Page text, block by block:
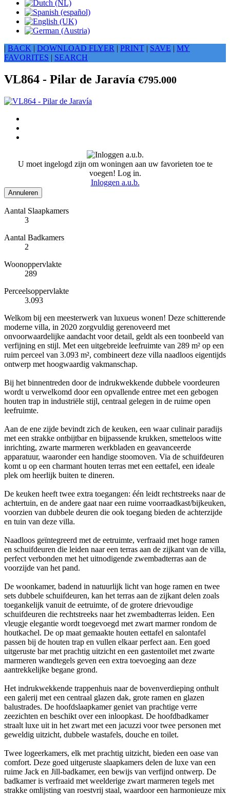
| BACK | DOWNLOAD FLYER | PRINT | SAVE | MY
FAVORITES | SEARCH
VL864 - Pilar de Jaravía €795.000
U moet ingelogd zijn om woningen aan uw favorieten toe te
voegen! Log in.
Inloggen a.u.b.
Annuleren
Aantal Slaapkamers
3
Aantal Badkamers
2
Woonoppervlakte
289
Perceelsoppervlakte
3.093
Welkom bij een meesterwerk van luxueus wonen! Deze schitterende
moderne villa, in 2020 zorgvuldig gerenoveerd met
onvoorwaardelijke aandacht voor detail, geldt als een toonbeeld van
verfijning en stijl. Met een uitgebreide leefruimte van 289 m² op een
ruim perceel van 3.093 m², combineert deze villa naadloos eigentijds
ontwerp met hoogwaardig vakmanschap.
Bij het binnentreden door de indrukwekkende dubbele voordeuren
wordt u verwelkomd door een opvallende entree met een gebogen
houten trap in industriële stijl, centraal gelegen in de ruime open
leefruimte.
Aan de ene zijde bevindt zich de keuken, een waar culinair paradijs
met een strakke ontbijtbar en bijpassende krukken, smetteloos witte
inrichting, zwarte marmeren werkbladen en geavanceerde
apparatuur, waaronder een handige stoomoven. Via de schuifdeuren
komt u op een charmant houten terras met een eettafel, een ideale
plek om heerlijk buiten te dineren.
De keuken heeft twee extra toegangen: één leidt rechtstreeks naar de
achtertuin, en de andere gaat naar een ruime voorraadkast/bijkeuken,
voorzien van dubbele deuren die ook toegang bieden de achterzijde
en tuin van deze villa.
Naadloos geïntegreerd met de eetruimte, verfraaid met hoge ramen
en schuifdeuren die leiden naar een terras aan de zijkant van de villa,
perfect verbonden met het uitnodigende zwembadterras aan de
voorzijde van het pand.
De woonkamer, badend in natuurlijk licht van hoge ramen en twee
sets dubbele schuifdeuren, kan het terras aan de zijkant delen zoals
toegankelijk vanuit de eetruimte, of de grotere drievoudige
schuifdeuren die rechtstreeks naar het zwembadterras leiden. Een
vleugje elegantie wordt toegevoegd met zwart marmer rondom de
houtkachel. De op maat gemaakte houten eettafel en salontafel
passen bij de houten trap en vullen elkaar perfect aan. Een goed
uitgeruste bar met prachtig uitzicht en een gastentoilet met zwarte
marmeren wandtegels geven een extra toevoeging aan deze
aantrekkelijke begane grond.
Het indrukwekkende trappenhuis naar de bovenverdieping onthult
een galerij met een centraal glazen dak, grote ramen en glazen
balustrades. De hoofdslaapkamer geniet van prachtige verre
zeezichten en beschikt over een inloopkast. De hoofdbadkamer
straalt luxe uit in het zwart met een jacuzzi voor twee personen met
geweldig uitzicht, dubbele wastafels, douche en toilet.
Twee logeerkamers, elk met prachtig uitzicht, bieden een oase van
comfort. Deze goed uitgeruste slaapkamers delen de luxe van een
ruime Jack en Jill-badkamer, een bewijs van verfijnd ontwerp. De
badkamer is verfraaid met weelderige zwart marmeren tegels met
strakke omlijsting van roestvrij staal, waardoor een harmonieuze mix